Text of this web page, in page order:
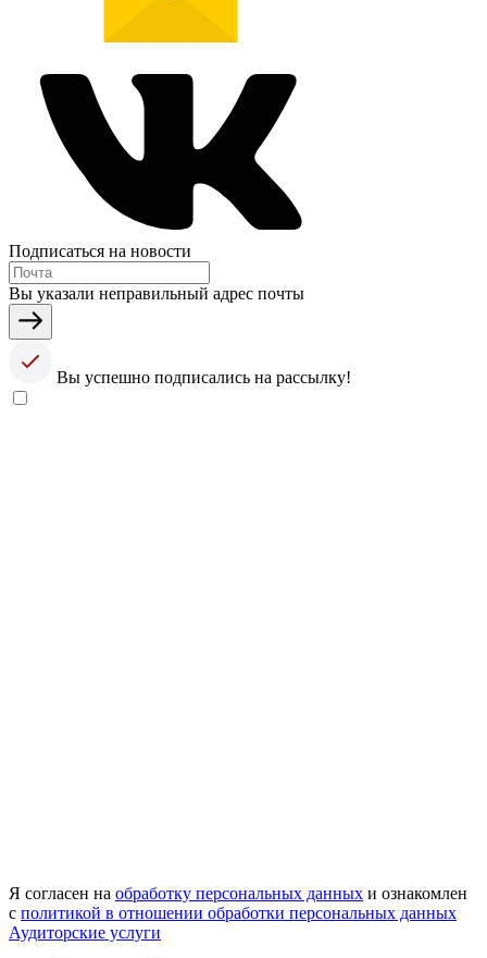
Подписаться на новости
Вы указали неправильный адрес почты
Вы успешно подписались на рассылку!
Я согласен на обработку персональных данных и ознакомлен
с политикой в отношении обработки персональных данных
Аудиторские услуги